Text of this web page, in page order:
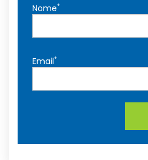
Nome*
Email*